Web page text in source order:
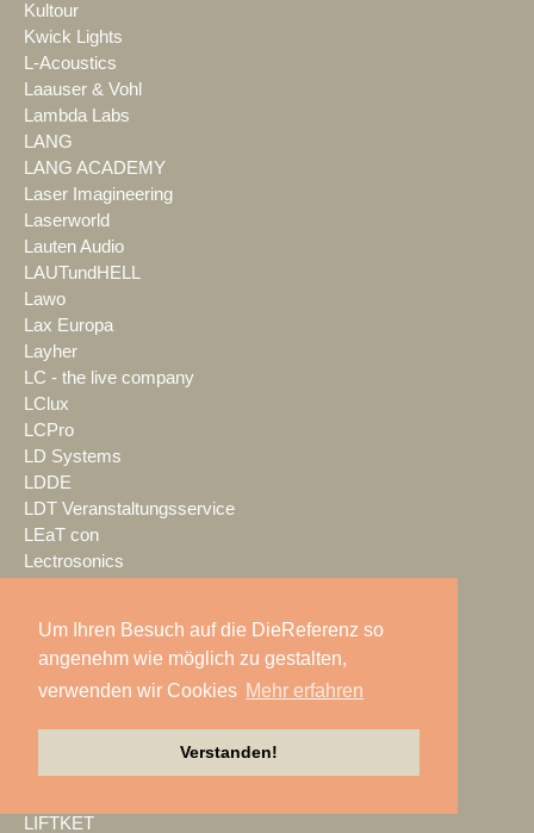
Um Ihren Besuch auf die DieReferenz so
angenehm wie möglich zu gestalten,
verwenden wir Cookies Mehr erfahren
Verstanden!
Kultour
Kwick Lights
L-Acoustics
Laauser & Vohl
Lambda Labs
LANG
LANG ACADEMY
Laser Imagineering
Laserworld
Lauten Audio
LAUTundHELL
Lawo
Lax Europa
Layher
LC - the live company
LClux
LCPro
LD Systems
LDDE
LDT Veranstaltungsservice
LEaT con
Lectrosonics
LEDium
Leu Sound
Leyard
LG Electronics Deutschland
LIFTKET